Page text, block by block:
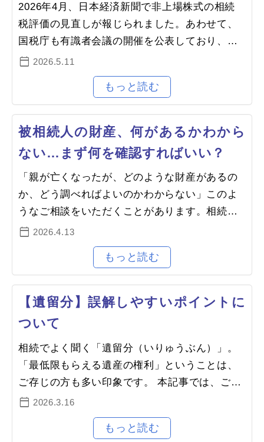
2026年4月、日本経済新聞で非上場株式の相続
税評価の見直しが報じられました。あわせて、
国税庁も有識者会議の開催を公表しており、今
後の議論に注目が集まっています。1．非上場株
式の相続税評価とは市場で取引さ…
2026.5.11
被相続人の財産、何があるかわから
ない…まず何を確認すればいい？
「親が亡くなったが、どのような財産があるの
か、どう調べればよいのかわからない」このよ
うなご相談をいただくことがあります。相続財
産は、資料や手がかりを確認しながら把握して
いく必要があります。財産を特定…
2026.4.13
【遺留分】誤解しやすいポイントに
ついて
相続でよく聞く「遺留分（いりゅうぶん）」。
「最低限もらえる遺産の権利」ということは、
ご存じの方も多い印象です。 本記事では、ご相
談でよくある「誤解されやすいポイント」を解
説します。1.遺留分は「遺産分割…
2026.3.16